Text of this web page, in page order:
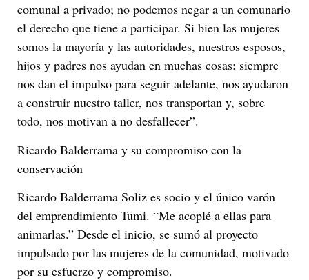
comunal a privado; no podemos negar a un comunario
el derecho que tiene a participar. Si bien las mujeres
somos la mayoría y las autoridades, nuestros esposos,
hijos y padres nos ayudan en muchas cosas: siempre
nos dan el impulso para seguir adelante, nos ayudaron
a construir nuestro taller, nos transportan y, sobre
todo, nos motivan a no desfallecer”.
Ricardo Balderrama y su compromiso con la
conservación
Ricardo Balderrama Soliz es socio y el único varón
del emprendimiento Tumi. “Me acoplé a ellas para
animarlas.” Desde el inicio, se sumó al proyecto
impulsado por las mujeres de la comunidad, motivado
por su esfuerzo y compromiso.